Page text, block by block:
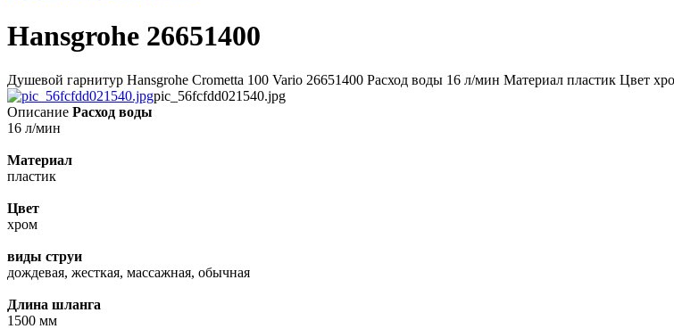
Hansgrohe 26651400
Душевой гарнитур Hansgrohe Crometta 100 Vario 26651400 Расход воды 16 л/мин Материал пластик Цвет
pic_56fcfdd021540.jpg
Описание Расход воды
16 л/мин
Материал
пластик
Цвет
хром
виды струи
дождевая, жесткая, массажная, обычная
Длина шланга
1500 мм